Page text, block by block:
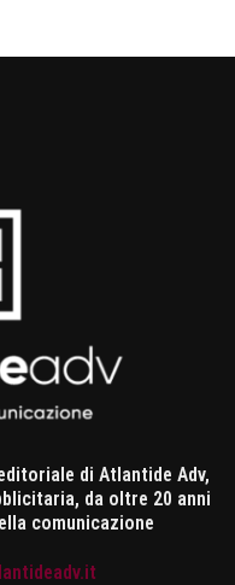
di Atlantide Adv,
da oltre 20 anni
comunicazione